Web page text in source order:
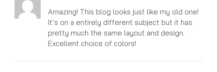
Amazing! This blog looks just like my old one!
It’s on a entirely different subject but it has
pretty much the same layout and design.
Excellent choice of colors!